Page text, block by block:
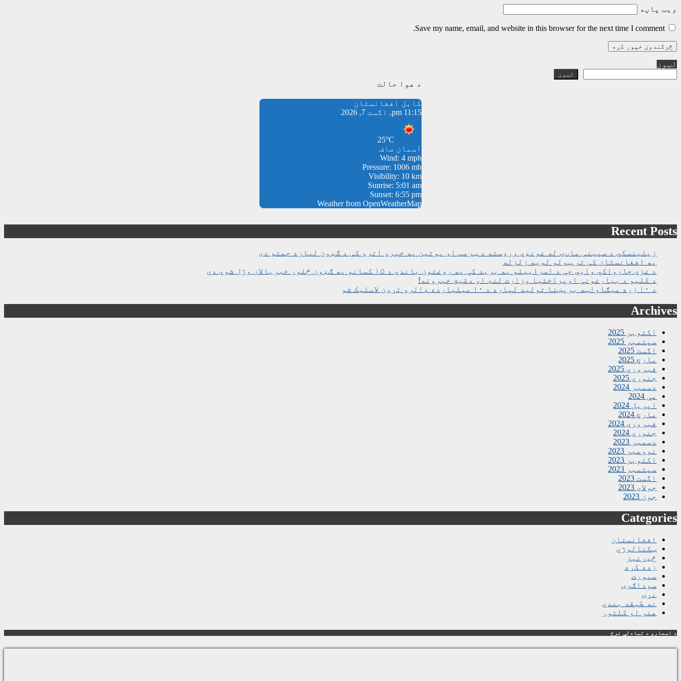
ویب پاڼه
Save my name, email, and website in this browser for the next time I comment.
لټون
لټون
د هوا حالت
کابل افغانستان
11:15 pm, اگست 7, 2026
25°C
آسمان صاف
Wind: 4 mph
Pressure: 1006 mb
Visibility: 10 km
Sunrise: 5:01 am
Sunset: 6:55 pm
Weather from OpenWeatherMap
Recent Posts
زیلینسکي د سپینې ماڼۍ له غونډې وروسته د ټرمپ او پوتین په خبرو اترو کې د ګډون لپاره چمتو دی
په افغانستان کې تر ټولو لویه زلزله
د غزې چارواکي وايي چې د اسراییلو په برید کې په روغتون باندې د ۱۵ کسانو په ګډون څلور خبریالان وژل شوي دي
د کلیو د بیارغونې اوپراختیا وزارت لنډ او دقیق خبرونه!
د ۱۰ زره میګاواټه برېښنا تولید لپاره د ۱۰ میلیارده ډالرو تړون لاسلیک شو
Archives
اکتوبر 2025
سپتمبر 2025
اگست 2025
مارچ 2025
فبروري 2025
جنوري 2025
دسمبر 2024
مې 2024
اپریل 2024
مارچ 2024
فبروري 2024
جنوري 2024
دسمبر 2023
نوومبر 2023
اکتوبر 2023
سپتمبر 2023
اگست 2023
جولای 2023
جون 2023
Categories
افغانستان
ټکنالوژي
څیړنیز
زده کړه
سپورت
سوداګرۍ
نړۍ
نه طبقه بندي
هنر او کلتور
د اسعارو د تبادلې نرخ